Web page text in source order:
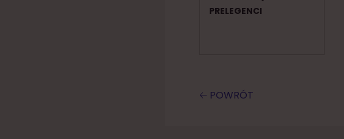
PRELEGENCI
🡠 POWRÓT